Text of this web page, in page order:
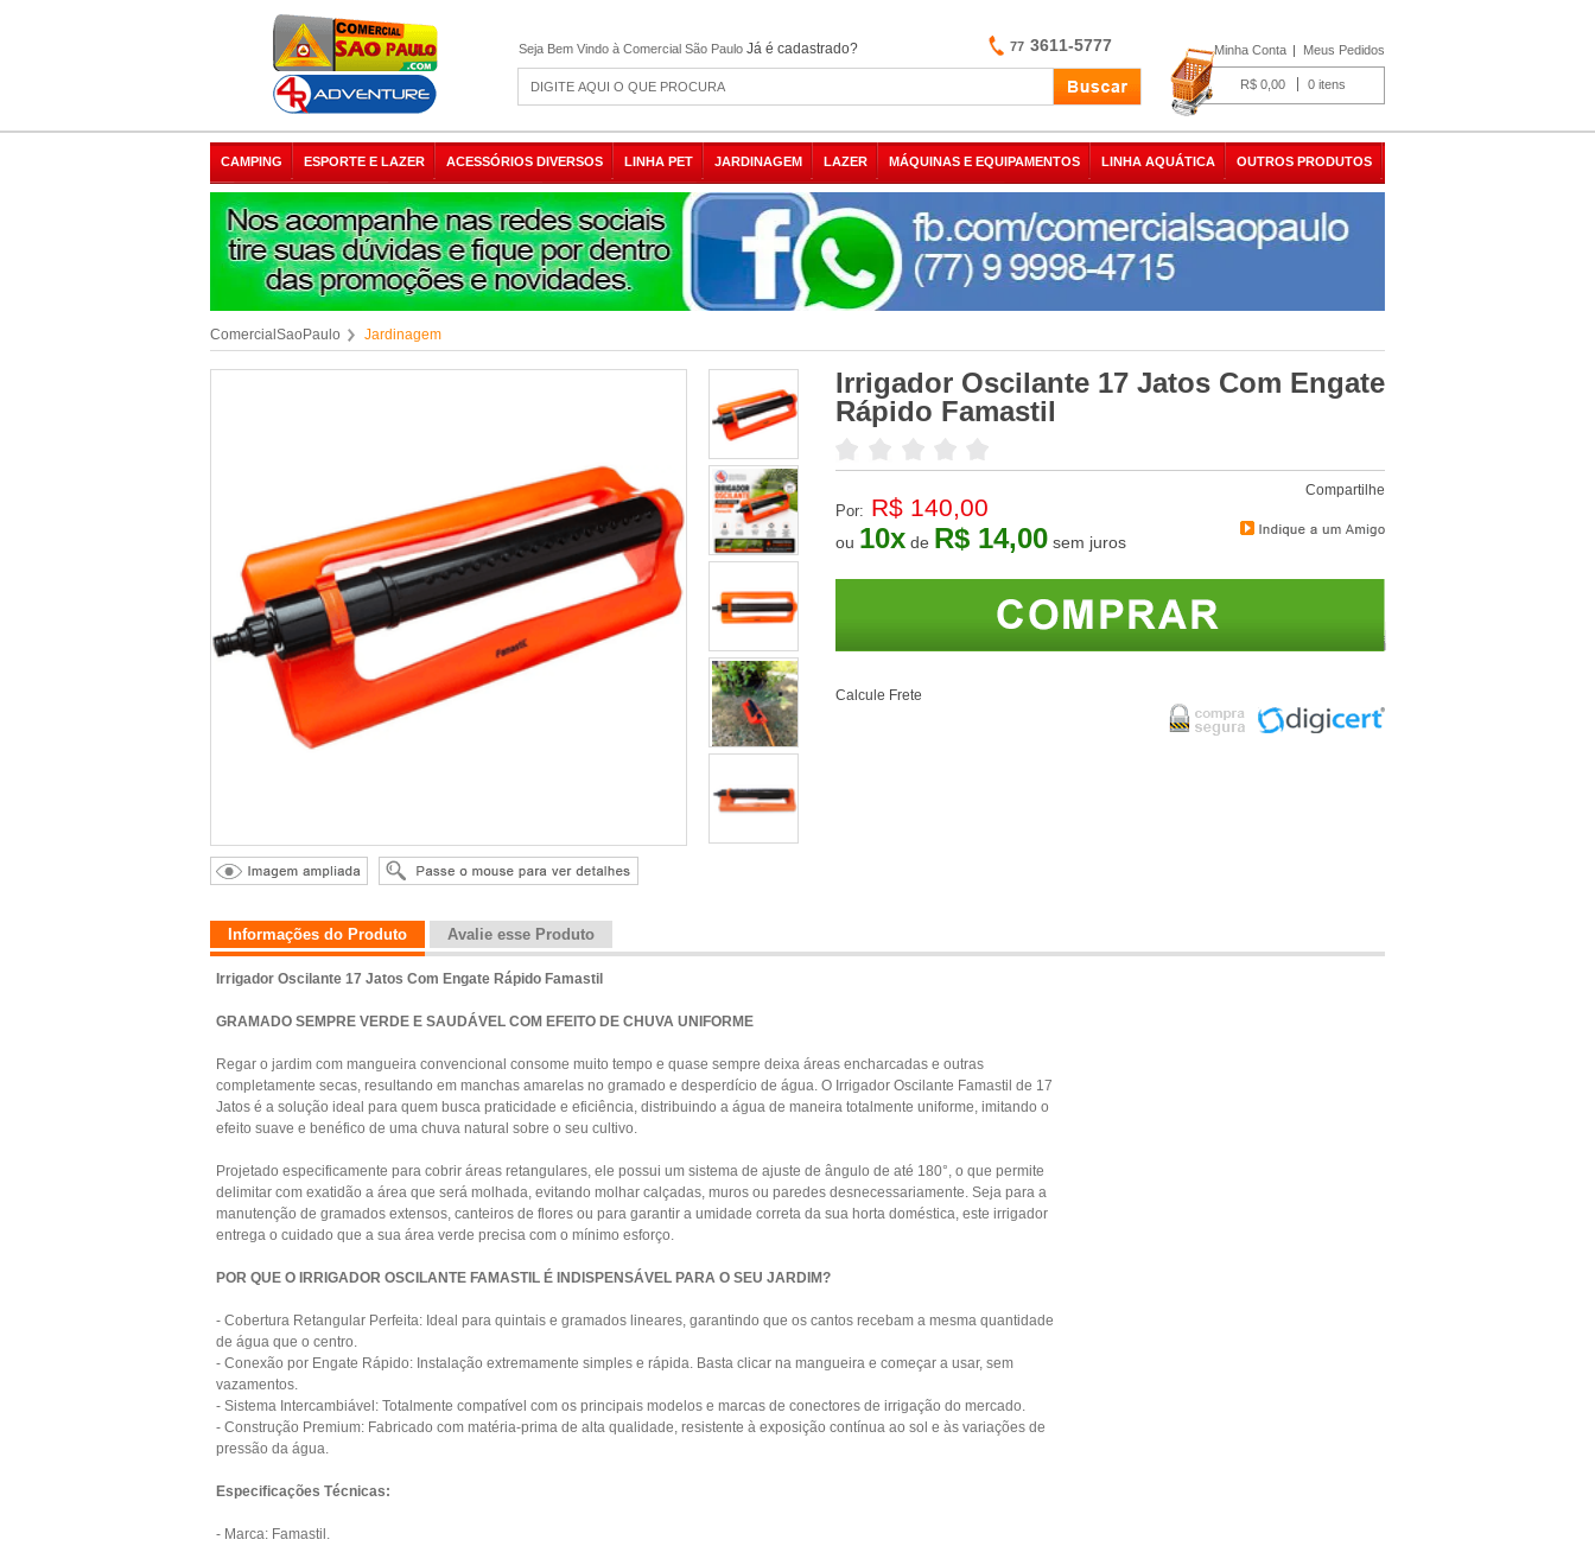
Seja Bem Vindo à Comercial São Paulo Já é cadastrado? 77 3611-5777 Minha Conta Meus Pedidos
0
R$ 0,00
CAMPING ESPORTE E LAZER ACESSÓRIOS DIVERSOS LINHA PET JARDINAGEM LAZER MÁQUINAS E EQUIPAMENTOS LINHA AQUÁTICA OUTROS PRODUTOS
ComercialSaoPaulo Jardinagem
Irrigador Oscilante 17 Jatos Com Engate
Rápido Famastil
Por: R$ 140,00
ou 10x de R$ 14,00
Compartilhe
Calcule Frete
Informações do Produto Avalie esse Produto
Irrigador Oscilante 17 Jatos Com Engate Rápido Famastil
GRAMADO SEMPRE VERDE E SAUDÁVEL COM EFEITO DE CHUVA UNIFORME
Regar o jardim com mangueira convencional consome muito tempo e quase sempre deixa áreas encharcadas e outras
completamente secas, resultando em manchas amarelas no gramado e desperdício de água. O Irrigador Oscilante Famastil de 17
Jatos é a solução ideal para quem busca praticidade e eficiência, distribuindo a água de maneira totalmente uniforme, imitando o
efeito suave e benéfico de uma chuva natural sobre o seu cultivo.
Projetado especificamente para cobrir áreas retangulares, ele possui um sistema de ajuste de ângulo de até 180°, o que permite
delimitar com exatidão a área que será molhada, evitando molhar calçadas, muros ou paredes desnecessariamente. Seja para a
manutenção de gramados extensos, canteiros de flores ou para garantir a umidade correta da sua horta doméstica, este irrigador
entrega o cuidado que a sua área verde precisa com o mínimo esforço.
POR QUE O IRRIGADOR OSCILANTE FAMASTIL É INDISPENSÁVEL PARA O SEU JARDIM?
- Cobertura Retangular Perfeita: Ideal para quintais e gramados lineares, garantindo que os cantos recebam a mesma quantidade
de água que o centro.
- Conexão por Engate Rápido: Instalação extremamente simples e rápida. Basta clicar na mangueira e começar a usar, sem
vazamentos.
- Sistema Intercambiável: Totalmente compatível com os principais modelos e marcas de conectores de irrigação do mercado.
- Construção Premium: Fabricado com matéria-prima de alta qualidade, resistente à exposição contínua ao sol e às variações de
pressão da água.
Especificações Técnicas:
- Marca: Famastil.